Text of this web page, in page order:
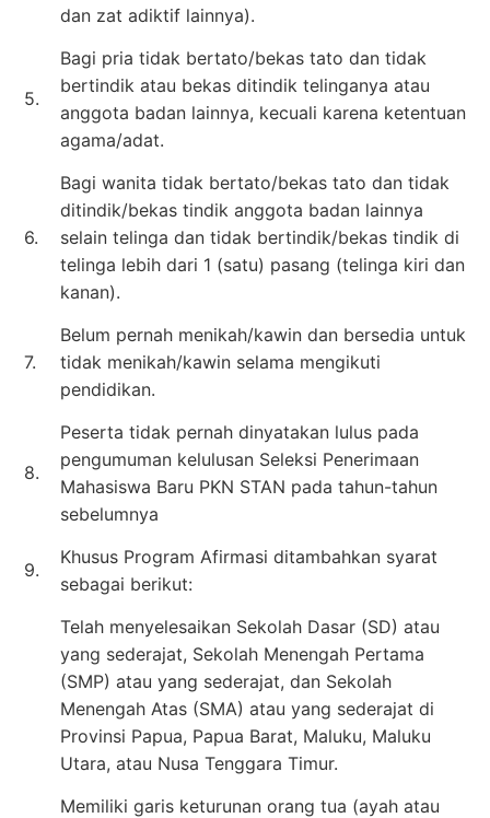
dan zat adiktif lainnya).
5.
Bagi pria tidak bertato/bekas tato dan tidak
bertindik atau bekas ditindik telinganya atau
anggota badan lainnya, kecuali karena ketentuan
agama/adat.
6.
Bagi wanita tidak bertato/bekas tato dan tidak
ditindik/bekas tindik anggota badan lainnya
selain telinga dan tidak bertindik/bekas tindik di
telinga lebih dari 1 (satu) pasang (telinga kiri dan
kanan).
7.
Belum pernah menikah/kawin dan bersedia untuk
tidak menikah/kawin selama mengikuti
pendidikan.
8.
Peserta tidak pernah dinyatakan lulus pada
pengumuman kelulusan Seleksi Penerimaan
Mahasiswa Baru PKN STAN pada tahun-tahun
sebelumnya
9.
Khusus Program Afirmasi ditambahkan syarat
sebagai berikut:
Telah menyelesaikan Sekolah Dasar (SD) atau
yang sederajat, Sekolah Menengah Pertama
(SMP) atau yang sederajat, dan Sekolah
Menengah Atas (SMA) atau yang sederajat di
Provinsi Papua, Papua Barat, Maluku, Maluku
Utara, atau Nusa Tenggara Timur.
Memiliki garis keturunan orang tua (ayah atau